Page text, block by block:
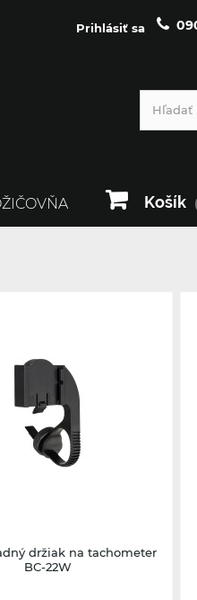
Prihlásiť sa
Košík
držiak na tachometer
BC-22W